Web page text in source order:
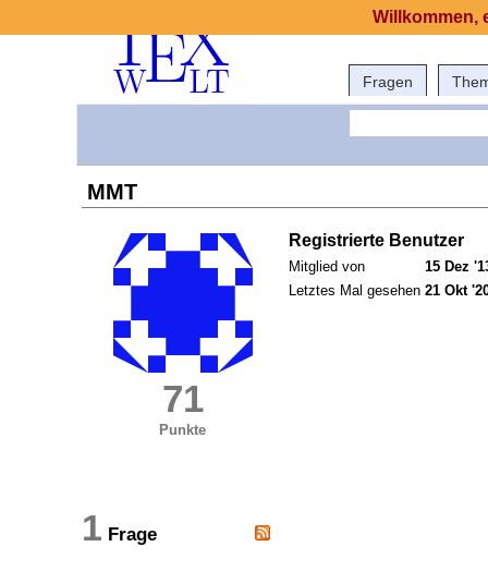
Fragen
MMT
71
Punkte
Registrierte Benutzer
Mitglied von
15 Dez
Letztes Mal gesehen 21 Okt
1 Frage
Willkommen,